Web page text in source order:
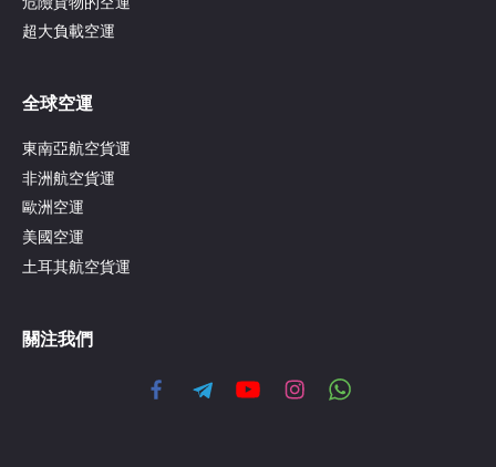
超大負載空運
全球空運
東南亞航空貨運
非洲航空貨運
歐洲空運
美國空運
土耳其航空貨運
關注我們